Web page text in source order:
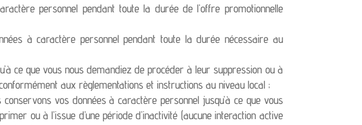
personnel pendant toute la durée de l’offre promotionnelle
à caractère personnel pendant toute la durée nécessaire au
ce que vous nous demandiez de procéder à leur suppression ou à
aux règlementations et instructions au niveau local ;
vos données à caractère personnel jusqu’à ce que vous
ou à l’issue d’une période d’inactivité (aucune interaction active